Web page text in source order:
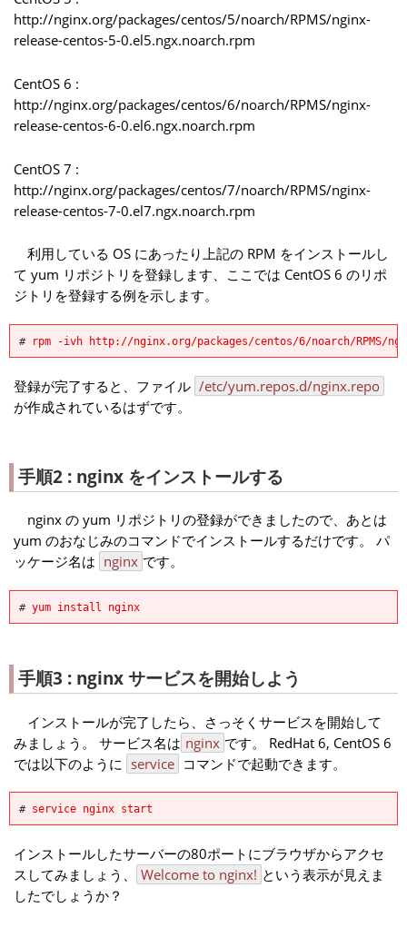
http://nginx.org/packages/centos/5/noarch/RPMS/nginx-
release-centos-5-0.el5.ngx.noarch.rpm
CentOS 6 :
http://nginx.org/packages/centos/6/noarch/RPMS/nginx-
release-centos-6-0.el6.ngx.noarch.rpm
CentOS 7 :
http://nginx.org/packages/centos/7/noarch/RPMS/nginx-
release-centos-7-0.el7.ngx.noarch.rpm
利用している OS にあったり上記の RPM をインストールし
て yum リポジトリを登録します、ここでは CentOS 6 のリポ
ジトリを登録する例を示します。
# rpm -ivh http://nginx.org/packages/centos/6/noarch/RPMS/
登録が完了すると、ファイル /etc/yum.repos.d/nginx.repo
が作成されているはずです。
手順2 : nginx をインストールする
nginx の yum リポジトリの登録ができましたので、あとは
yum のおなじみのコマンドでインストールするだけです。 パ
ッケージ名は nginx です。
# yum install nginx
手順3 : nginx サービスを開始しよう
インストールが完了したら、さっそくサービスを開始して
みましょう。 サービス名は nginx です。 RedHat 6, CentOS 6
では以下のように service コマンドで起動できます。
# service nginx start
インストールしたサーバーの80ポートにブラウザからアクセ
スしてみましょう、
Welcome to nginx! という表示が見えま
したでしょうか？